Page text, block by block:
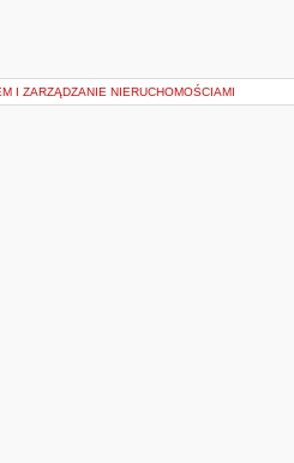
I ZARZĄDZANIE NIERUCHOMOŚCIAMI